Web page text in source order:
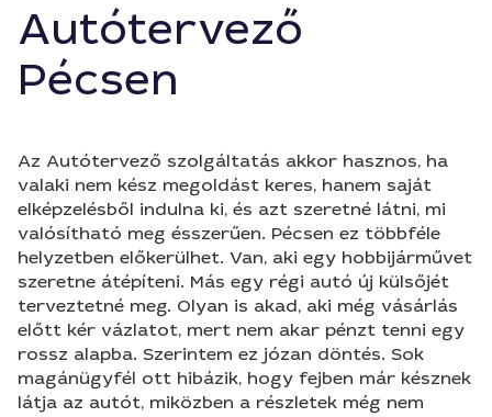
Autótervező
Pécsen
Az Autótervező szolgáltatás akkor hasznos, ha
valaki nem kész megoldást keres, hanem saját
elképzelésből indulna ki, és azt szeretné látni, mi
valósítható meg ésszerűen. Pécsen ez többféle
helyzetben előkerülhet. Van, aki egy hobbijárművet
szeretne átépíteni. Más egy régi autó új külsőjét
terveztetné meg. Olyan is akad, aki még vásárlás
előtt kér vázlatot, mert nem akar pénzt tenni egy
rossz alapba. Szerintem ez józan döntés. Sok
magánügyfél ott hibázik, hogy fejben már késznek
látja az autót, miközben a részletek még nem